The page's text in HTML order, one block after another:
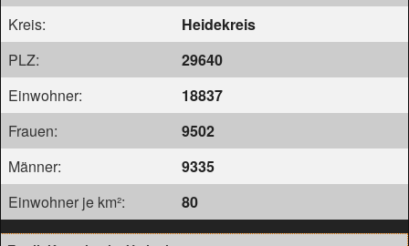
Kreis:
Heidekreis
PLZ:
29640
Einwohner:
18837
Frauen:
9502
Männer:
9335
Einwohner je km²:
80